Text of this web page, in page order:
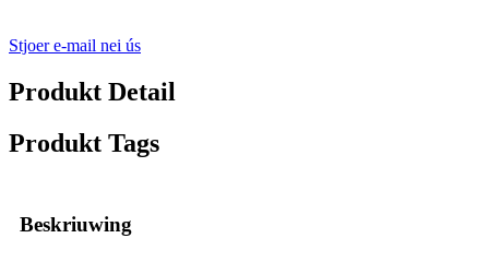
Stjoer e-mail nei ús
Produkt Detail
Produkt Tags
Beskriuwing